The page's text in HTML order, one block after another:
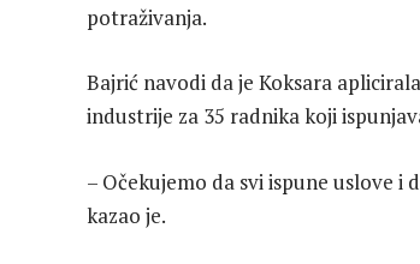
potraživanja.
Bajrić navodi da je Koksara
industrije za 35 radnika koji
– Očekujemo da svi ispune uslove
kazao je.